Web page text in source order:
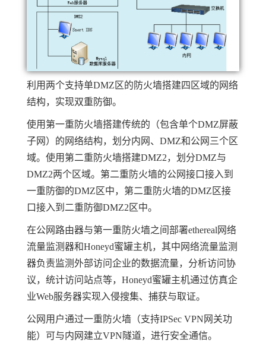
利用两个支持单DMZ区的防火墙搭建四区域的网络
结构，实现双重防御。
使用第一重防火墙搭建传统的（包含单个DMZ屏蔽
子网）的网络结构，划分内网、DMZ和公网三个区
域。使用第二重防火墙搭建DMZ2，划分DMZ与
DMZ2两个区域。第二重防火墙的公网接口接入到
一重防御的DMZ区中，第二重防火墙的DMZ区接
口接入到二重防御DMZ2区中。
在公网路由器与第一重防火墙之间部署ethereal网络
流量监测器和Honeyd蜜罐主机，其中网络流量监测
器负责监测外部访问企业的数据流量，分析访问协
议，统计访问站点等，Honeyd蜜罐主机通过仿真企
业Web服务器实现入侵搜集、捕获与取证。
公网用户通过一重防火墙（支持IPSec VPN网关功
能）可与内网建立VPN隧道，进行安全通信。